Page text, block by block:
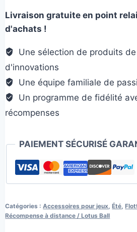
Puppington
Livraison gratuite en point
d'achats !
Une sélection de produits
d'innovations
Une équipe familiale de
Un programme de fidélité
récompenses
PAIEMENT SÉCURISÉ
Catégories :Accessoires pour jeux,Été,
Récompense à distance / Lotus Ball